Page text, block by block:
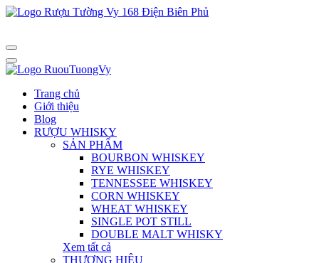
Trang chủ
Giới thiệu
Blog
RƯỢU WHISKY
SẢN PHẨM
BOURBON WHISKEY
RYE WHISKEY
TENNESSEE WHISKEY
CORN WHISKEY
WHEAT WHISKEY
SINGLE POT STILL
DOUBLE MALT WHISKY
Xem tất cả
THƯƠNG HIỆU